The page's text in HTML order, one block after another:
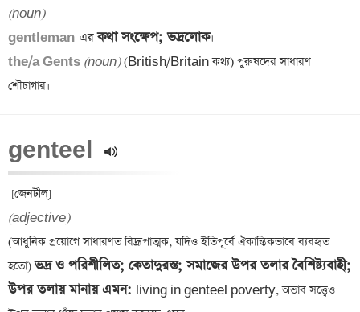
(noun)
gentleman-এর কথা সংক্ষেপ; ভদ্রলোক
the/a Gents (noun) (British/Britain কথ্য) পুরুষদের সাধারণ
genteel
(adjective)
(আধুনিক প্রয়োগে সাধারণত বিদ্রূপাত্মক, যদিও ইতিপূর্বে ঐকান্তিকভাবে ব্যবহৃত
হতো) ভদ্র ও পরিশীলিত; কেতাদুরস্ত; সমাজের উপর তলার বৈশিষ্ট্যবাহী;
উপর তলায় মানায় এমন: living in genteel poverty, অভাব সত্ত্বেও